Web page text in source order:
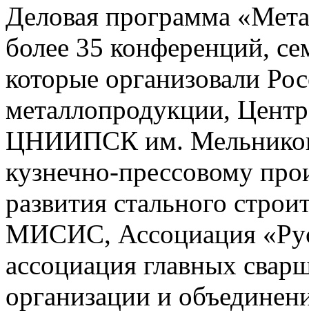
Деловая программа
более 35 конференций,
которые организовали
металлопродукции,
ЦНИИПСК им.
кузнечно-прессовому
развития стального
МИСИС, Ассоциация
ассоциация главных
организации и